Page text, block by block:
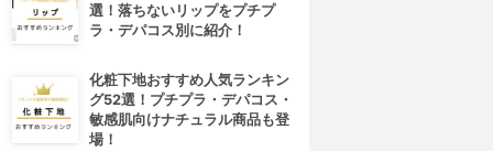
選！落ちないリップをプチプ
ラ・デパコス別に紹介！
化粧下地おすすめ人気ランキン
グ52選！プチプラ・デパコス・
敏感肌向けナチュラル商品も登
場！